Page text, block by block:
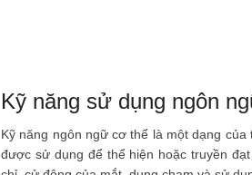
Kỹ năng sử dụng ngôn
Kỹ năng ngôn ngữ cơ thể là một dạng
được sử dụng để thể hiện hoặc truyền